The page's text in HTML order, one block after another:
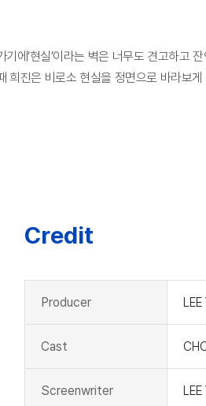
‘현실’이라는 벽은 너무도 견고하고
진은 비로소 현실을 정면으로 바라보
Credit
Producer
Cast
Screenwriter